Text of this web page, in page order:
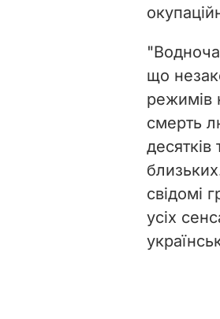
що
режимів
смерть
свідомі
усіх